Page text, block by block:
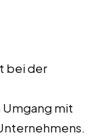
bei der
mit